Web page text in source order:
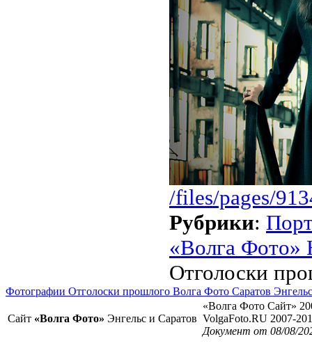
/files/pages/
Рубрики:
«Волга Фото»
Отголоски
Фотографии Отголоски прошлого Волга Фото Саратов Энгельс
Сайт «Волга Фото» Энгельс и Саратов
«Волга Фото Сайт»
VolgaFoto.RU 2007-
Документ от 08/08/